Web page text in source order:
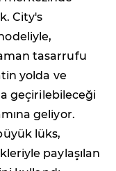
City's
tasarrufu
yolda ve
geçirilebileceği
geliyor.
lüks,
paylaşılan